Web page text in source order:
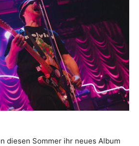
diesen Sommer ihr neues Album